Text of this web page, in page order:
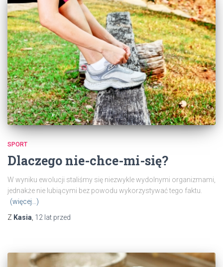
SPORT
Dlaczego nie-chce-mi-się?
W wyniku ewolucji staliśmy się niezwykle wydolnymi organizmami,
jednakże nie lubiącymi bez powodu wykorzystywać tego faktu.
(więcej…)
Z Kasia, 12 lat przed